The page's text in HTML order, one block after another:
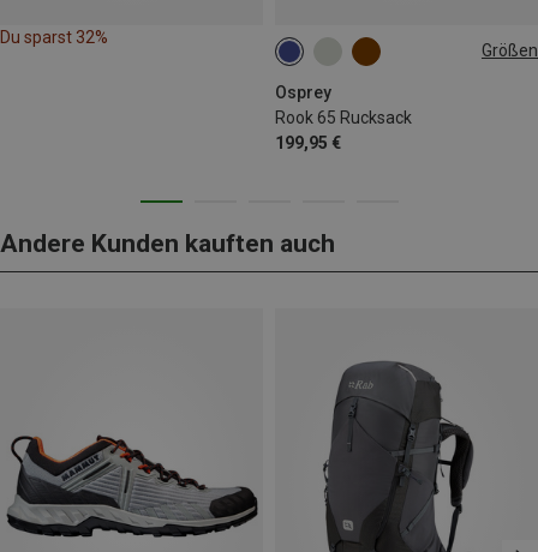
Du sparst 32%
Größen
Osprey
Rook 65 Rucksack
199,95 €
65L
Andere Kunden kauften auch